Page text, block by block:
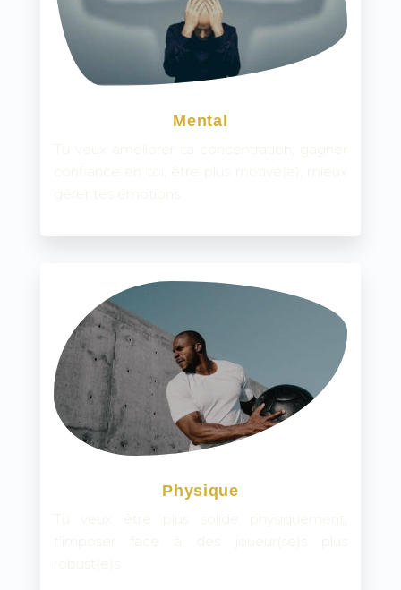
Mental
Tu veux améliorer ta concentration, gagner
confiance en toi, être plus motivé(e), mieux
gérer tes émotions
Physique
Tu veux être plus solide physiquement,
t'imposer face à des joueur(se)s plus
robust(e)s